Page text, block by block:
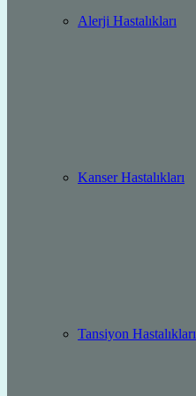
Alerji Hastalıkları
Kanser Hastalıkları
Tansiyon Hastalıkları